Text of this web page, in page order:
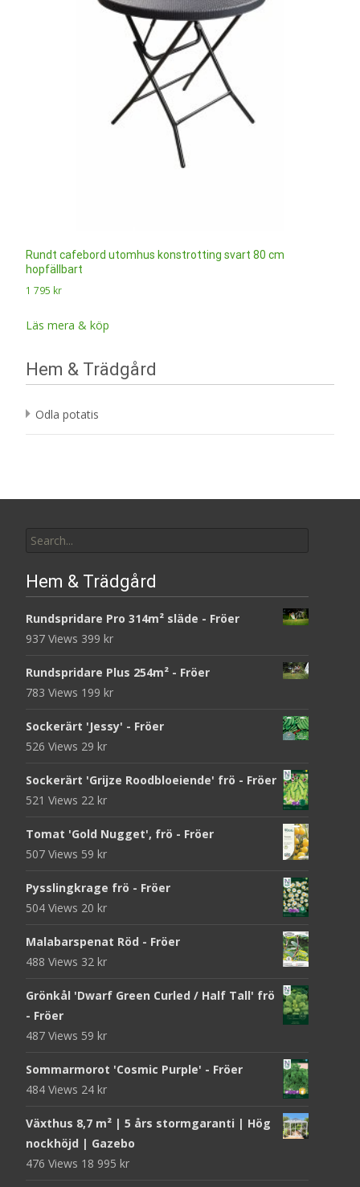
Rundt cafebord utomhus konstrotting svart 80 cm
hopfällbart
1 795 kr
Läs mera & köp
Hem & Trädgård
Odla potatis
for:
Hem & Trädgård
Rundspridare Pro 314m² släde - Fröer
937 Views 399 kr
Rundspridare Plus 254m² - Fröer
783 Views 199 kr
Sockerärt 'Jessy' - Fröer
526 Views 29 kr
Sockerärt 'Grijze Roodbloeiende' frö - Fröer
521 Views 22 kr
Tomat 'Gold Nugget', frö - Fröer
507 Views 59 kr
Pysslingkrage frö - Fröer
504 Views 20 kr
Malabarspenat Röd - Fröer
488 Views 32 kr
Grönkål 'Dwarf Green Curled / Half Tall' frö
- Fröer
487 Views 59 kr
Sommarmorot 'Cosmic Purple' - Fröer
484 Views 24 kr
Växthus 8,7 m² | 5 års stormgaranti | Hög
nockhöjd | Gazebo
476 Views 18 995 kr